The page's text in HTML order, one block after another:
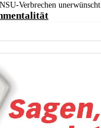
Verbrechen unerwünscht